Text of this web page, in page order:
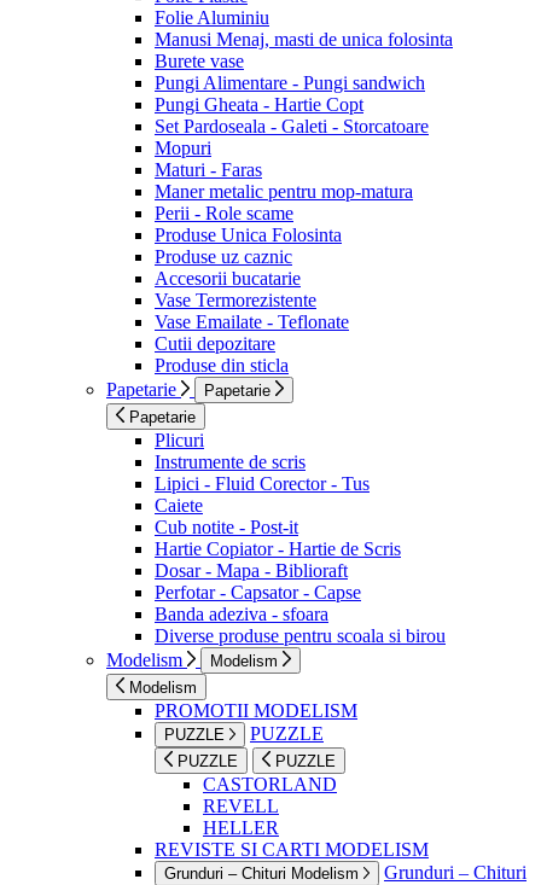
Folie Aluminiu
Manusi Menaj, masti de unica folosinta
Burete vase
Pungi Alimentare - Pungi sandwich
Pungi Gheata - Hartie Copt
Set Pardoseala - Galeti - Storcatoare
Mopuri
Maturi - Faras
Maner metalic pentru mop-matura
Perii - Role scame
Produse Unica Folosinta
Produse uz caznic
Accesorii bucatarie
Vase Termorezistente
Vase Emailate - Teflonate
Cutii depozitare
Produse din sticla
Papetarie
Papetarie
Papetarie
Plicuri
Instrumente de scris
Lipici - Fluid Corector - Tus
Caiete
Cub notite - Post-it
Hartie Copiator - Hartie de Scris
Dosar - Mapa - Biblioraft
Perfotar - Capsator - Capse
Banda adeziva - sfoara
Diverse produse pentru scoala si birou
Modelism
Modelism
Modelism
PROMOTII MODELISM
PUZZLE PUZZLE
PUZZLE PUZZLE
CASTORLAND
REVELL
HELLER
REVISTE SI CARTI MODELISM
Grunduri – Chituri Modelism
Grunduri – Chituri